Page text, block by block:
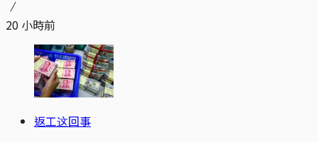
20 小時前
返工这回事